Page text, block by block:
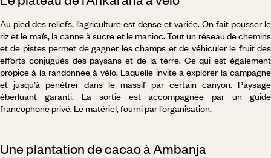
Au pied des reliefs, l’agriculture est dense et variée. On fait pousser le
riz et le maïs, la canne à sucre et le manioc. Tout un réseau de chemins
et de pistes permet de gagner les champs et de véhiculer le fruit des
efforts conjugués des paysans et de la terre. Ce qui est également
propice à la randonnée à vélo. Laquelle invite à explorer la campagne
et jusqu’à pénétrer dans le massif par certain canyon. Paysage
éberluant garanti. La sortie est accompagnée par un guide
francophone privé. Le matériel, fourni par l’organisation.
Une plantation de cacao à Ambanja